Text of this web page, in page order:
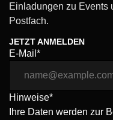
Einladungen zu Events
Postfach.
JETZT ANMELDEN
E-Mail*
Hinweise*
Ihre Daten werden zur